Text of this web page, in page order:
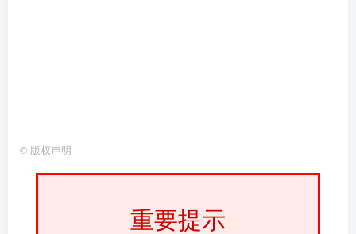
© 版权声明
重要提示